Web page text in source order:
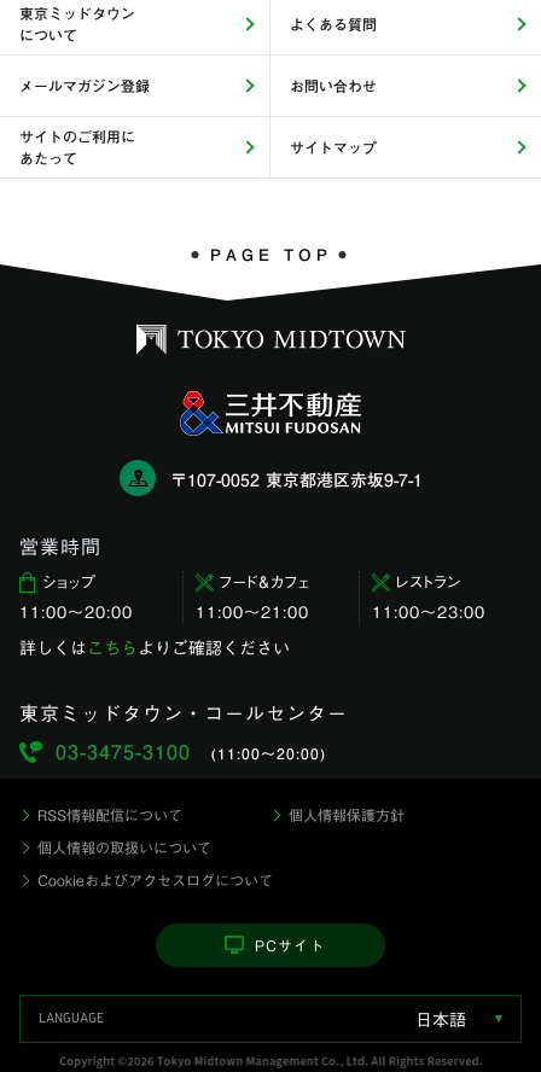
東京ミッドタウン
について
よくある質問
メールマガジン登録 お問い合わせ
サイトのご利用に
あたって
サイトマップ
PAGE TOP
〒107-0052 東京都港区赤坂9-7-1
営業時間
ショップ
11:00〜20:00
フード＆カフェ
11:00～21:00
レストラン
11:00〜23:00
詳しくは こちら よりご確認ください
東京ミッドタウン・コールセンター
03-3475-3100
(11:00〜20:00)
RSS情報配信について 個人情報保護方針
個人情報の取扱いについて
Cookieおよびアクセスログについて
PCサイト
日本語